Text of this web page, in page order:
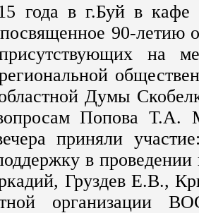
года в г.Буй в кафе
90-летию
на
Думы
Попова Т.А.
приняли
в
Груздев Е.В.,
организации